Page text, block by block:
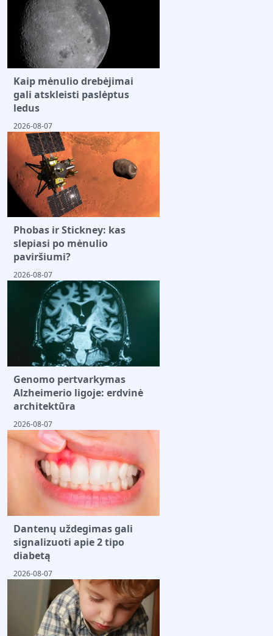
Kaip mėnulio drebėjimai
gali atskleisti paslėptus
ledus
2026-08-07
Phobas ir Stickney: kas
slepiasi po mėnulio
paviršiumi?
2026-08-07
Genomo pertvarkymas
Alzheimerio ligoje: erdvinė
architektūra
2026-08-07
Dantenų uždegimas gali
signalizuoti apie 2 tipo
diabetą
2026-08-07